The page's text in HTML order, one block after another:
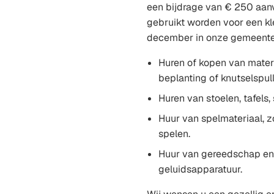
een bijdrage van € 250
gebruikt worden voor een
december in onze
Huren of kopen van
beplanting of
Huren van stoelen,
Huur van spelmateriaal,
spelen.
Huur van gereedschap
geluidsapparatuur.